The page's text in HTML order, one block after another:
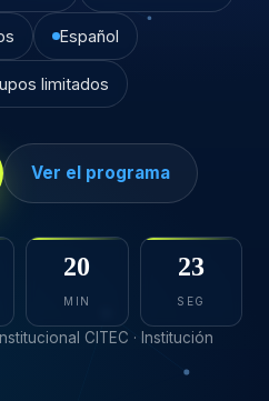
Español
limitados
Ver el programa
20
MIN
22
SEG
CITEC · Institución